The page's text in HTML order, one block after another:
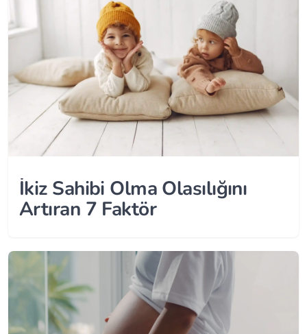
İkiz Sahibi Olma Olasılığını
Artıran 7 Faktör